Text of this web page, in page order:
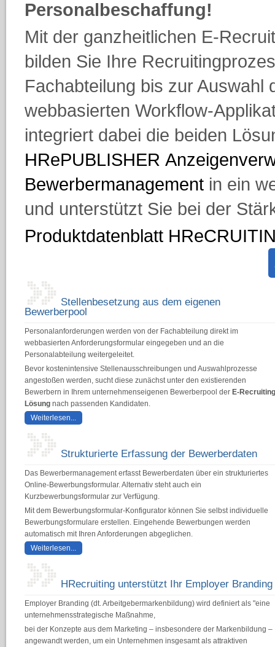
Personalbeschaffung!
Mit der ganzheitlichen E-
bilden Sie Ihre
Fachabteilung bis zur Auswahl
webbasierten Workflow-
integriert dabei die beiden
HRePUBLISHER
Bewerbermanagement in ein
und unterstützt Sie bei der
Produktdatenblatt
Stellenbesetzung aus dem eigenen
Bewerberpool
Personalanforderungen werden von der Fachabteilung direkt im
webbasierten Anforderungsformular eingegeben und an die
Personalabteilung weitergeleitet.
Bevor kostenintensive Stellenausschreibungen und Auswahlprozesse
angestoßen werden, sucht diese zunächst unter den existierenden
Bewerbern in Ihrem unternehmenseigenen Bewerberpool der E-Recruiting
Lösung nach passenden Kandidaten.
Weiterlesen...
Strukturierte Erfassung der Bewerberdaten
Das Bewerbermanagement erfasst Bewerberdaten über ein strukturiertes
Online-Bewerbungsformular. Alternativ steht auch ein
Kurzbewerbungsformular zur Verfügung.
Mit dem Bewerbungsformular-Konfigurator können Sie selbst individuelle
Bewerbungsformulare erstellen. Eingehende Bewerbungen werden
automatisch mit Ihren Anforderungen abgeglichen.
Weiterlesen...
HRecruiting unterstützt Ihr Employer Branding
Employer Branding (dt. Arbeitgebermarkenbildung) wird definiert als "eine
unternehmensstrategische Maßnahme,
bei der Konzepte aus dem Marketing – insbesondere der Markenbildung –
angewandt werden, um ein Unternehmen insgesamt als attraktiven